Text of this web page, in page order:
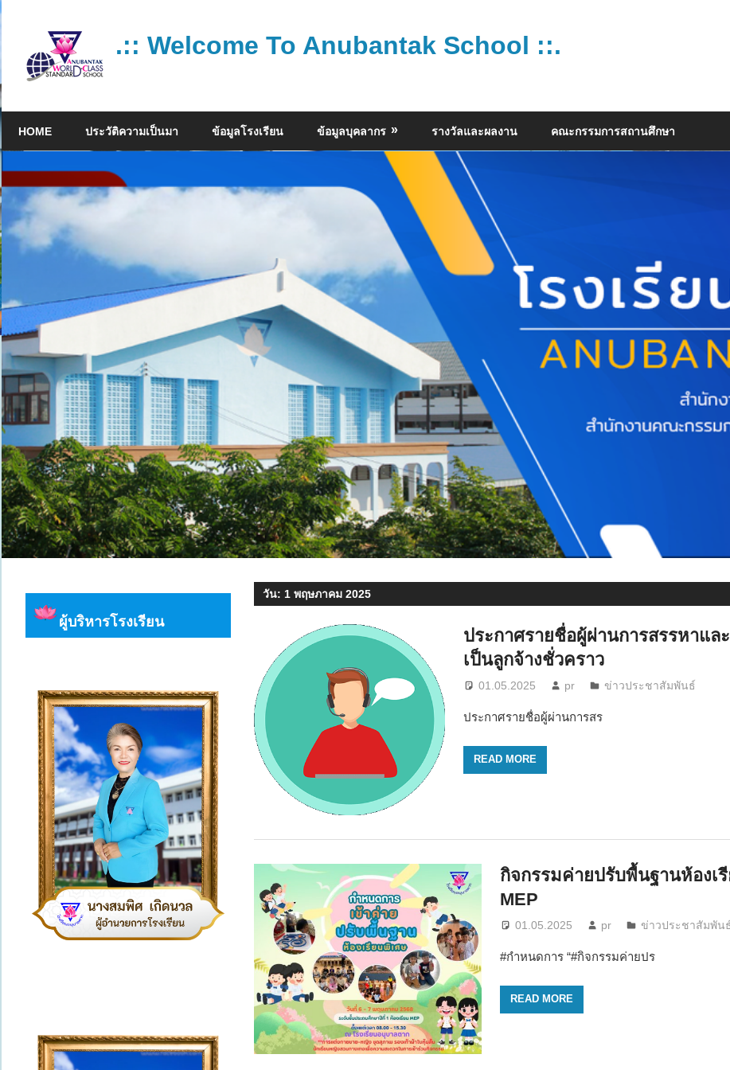
Skip
content
.:: Welcome To Anubantak School ::.
มาตรฐาน
HOME ประวัติความเป็นมา ข้อมูลโรงเรียน ข้อมูลบุคลากร รางวัลและผลงาน คณะกรรมการสถานศึกษา
วัน: 1 พฤษภาคม 2025
ประกาศรายชื่อผู้ผ่านการสรรหาแล
เป็นลูกจ้างชั่วคราว
01.05.2025 pr ข่าวประชาสัมพันธ์
ประกาศรายชื่อผู้ผ่านการสร
READ MORE
กิจกรรมค่ายปรับพื้นฐานห้องเ
MEP
01.05.2025 pr ข่าวประชาสัมพันธ์
#กำหนดการ “#กิจกรรมค่ายปร
READ MORE
ผู้บริหารโรงเรียน